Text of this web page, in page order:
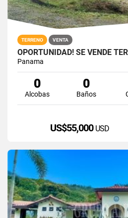
TERRENO VENTA
Panama
0
Alcobas
0
Baños
US$55,000 USD